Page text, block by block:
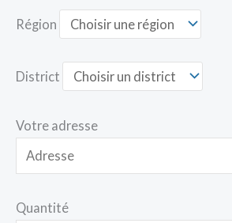
Région
District
Votre adresse
Quantité